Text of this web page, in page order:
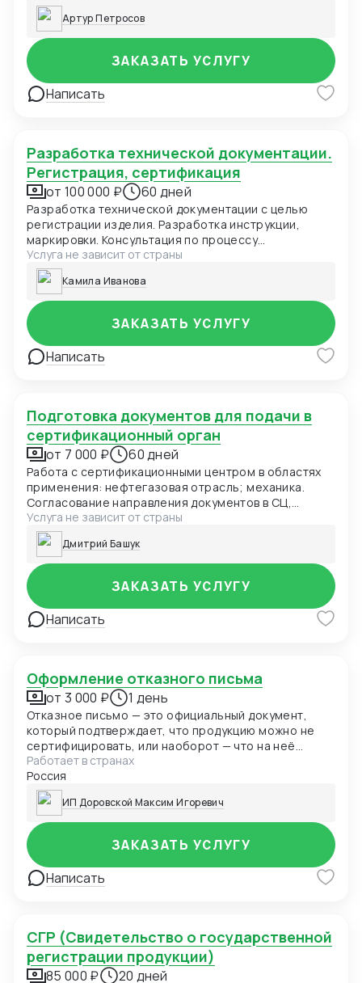
Артур Петросов
Написать
ЗАКАЗАТЬ УСЛУГУ
Разработка технической документации.
Регистрация, сертификация
от 100 000 ₽ 60 дней
Разработка технической документации с целью
регистрации изделия. Разработка инструкции,
маркировки. Консультация по процессу
регистрации/сертификации изделия
Услуга не зависит от страны
Камила Иванова
Написать
ЗАКАЗАТЬ УСЛУГУ
Подготовка документов для подачи в
сертификационный орган
от 7 000 ₽ 60 дней
Работа с сертификационными центром в областях
применения: нефтегазовая отрасль; механика.
Согласование направления документов в СЦ,
координация доставки документов
сертификационного центра Заказчику.
Услуга не зависит от страны
Дмитрий Башук
Написать
ЗАКАЗАТЬ УСЛУГУ
Оформление отказного письма
от 3 000 ₽ 1 день
Отказное письмо — это официальный документ,
который подтверждает, что продукцию можно не
сертифицировать, или наоборот — что на неё
необходимо оформить сертификат соответствия
Работает в странах
Россия
ИП Доровской Максим Игоревич
Написать
ЗАКАЗАТЬ УСЛУГУ
СГР (Свидетельство о государственной
регистрации продукции)
85 000 ₽ 20 дней